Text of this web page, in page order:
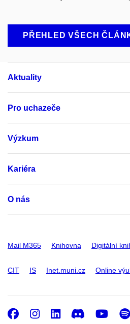
PŘEHLED VŠECH
Aktuality
Pro uchazeče
Výzkum
Kariéra
O nás
Mail M365 Knihovna Digitální
CIT IS Inet.muni.cz Online
Facebook
Instagram
LinkedIn